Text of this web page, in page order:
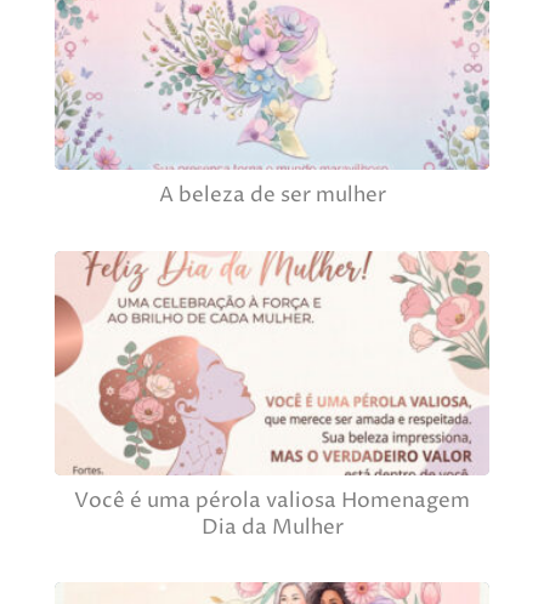
A beleza de ser mulher
Você é uma pérola valiosa Homenagem
Dia da Mulher